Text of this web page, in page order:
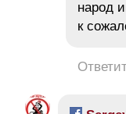
народ
к